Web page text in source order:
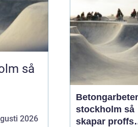
så
2026
stockholm så
skapar proffs